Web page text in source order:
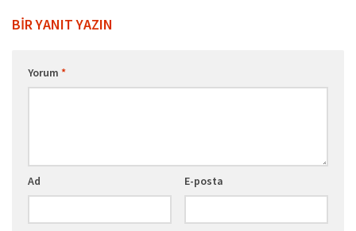
BIR YANIT YAZIN
Yorum *
Ad E-posta